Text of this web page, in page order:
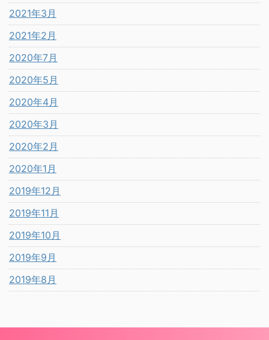
2021年3月
2021年2月
2020年7月
2020年5月
2020年4月
2020年3月
2020年2月
2020年1月
2019年12月
2019年11月
2019年10月
2019年9月
2019年8月